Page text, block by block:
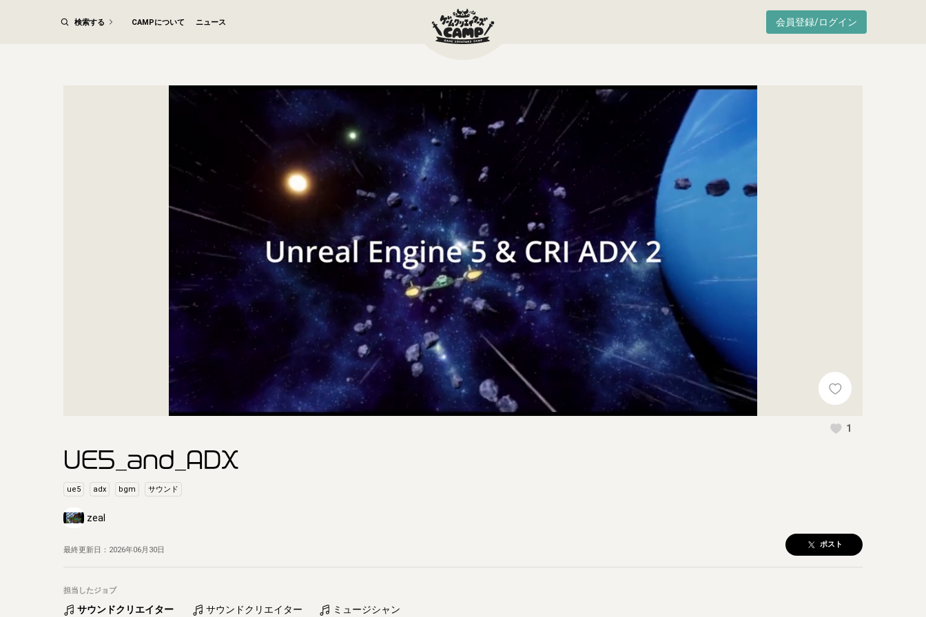
会員登録/ログイン
検索する CAMPについて ニュース
1
UE5_and_ADX
ue5 adx bgm サウンド
zeal
最終更新日： 2026年06月30日
ポスト
担当したジョブ
サウンドクリエイター サウンドクリエイター ミュージシャン